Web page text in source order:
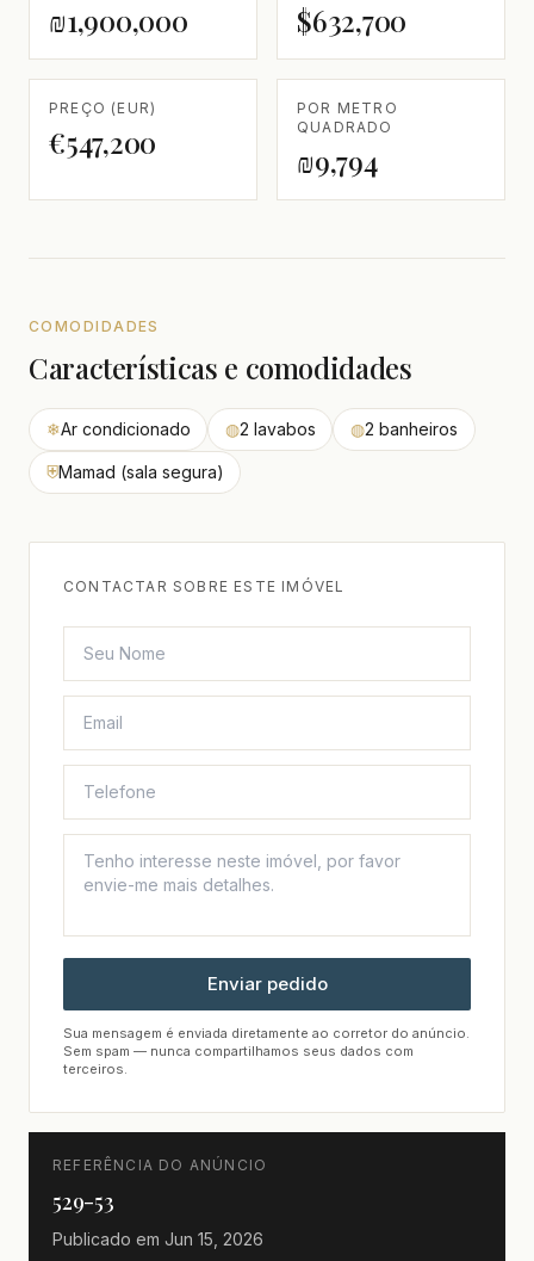
₪1,900,000 $632,700
PREÇO (EUR)
€547,200
POR METRO
QUADRADO
₪9,794
COMODIDADES
Características e comodidades
❄Ar condicionado ◍2 lavabos ◍2 banheiros
⛨Mamad (sala segura)
CONTACTAR SOBRE ESTE IMÓVEL
Enviar pedido
Sua mensagem é enviada diretamente ao corretor do anúncio.
Sem spam — nunca compartilhamos seus dados com
terceiros.
REFERÊNCIA DO ANÚNCIO
529-53
Publicado em Jun 15, 2026